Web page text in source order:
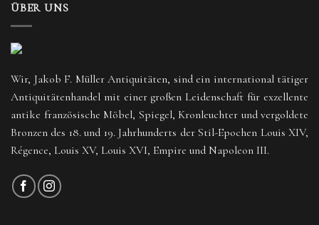
ÜBER UNS
Wir, Jakob F. Müller Antiquitäten, sind ein international tätiger
Antiquitätenhandel mit einer großen Leidenschaft für exzellente
antike französische Möbel, Spiegel, Kronleuchter und vergoldete
Bronzen des 18. und 19. Jahrhunderts der Stil-Epochen Louis XIV,
Régence, Louis XV, Louis XVI, Empire und Napoleon III.